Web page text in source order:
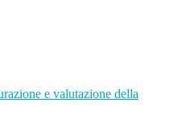
e valutazione della